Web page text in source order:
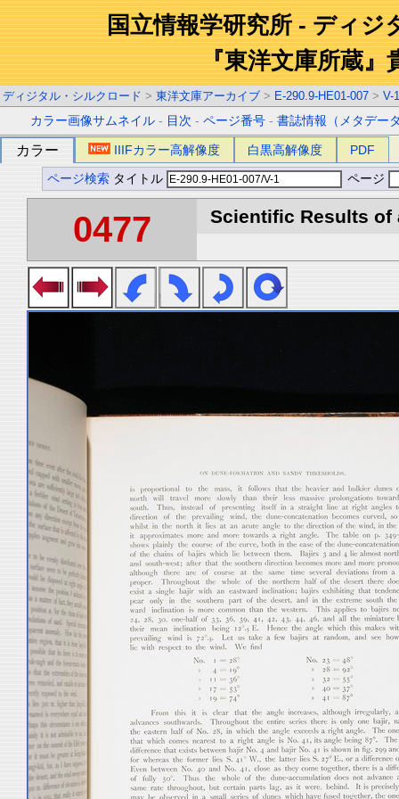
国立情報学研究所 - ディジ
『東洋文庫所蔵』
ディジタル・シルクロード > 東洋文庫アーカイブ > E-290.9-HE01-007 > V-1
カラー画像サムネイル - 目次 -ページ番号 -書誌情報（メタデー
カラー IIIFカラー高解像度 白黒高解像度 PDF
ページ検索 タイトル ページ
0477 Scientific Results of